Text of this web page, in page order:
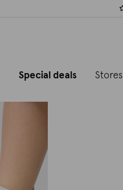
Special deals Stores